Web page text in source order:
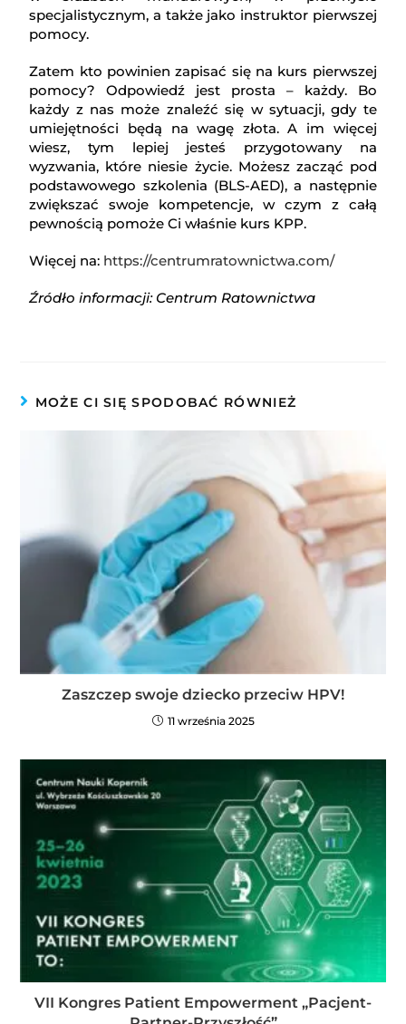
specjalistycznym, a także jako instruktor pierwszej
pomocy.
Zatem kto powinien zapisać się na kurs pierwszej
pomocy? Odpowiedź jest prosta – każdy. Bo
każdy z nas może znaleźć się w sytuacji, gdy te
umiejętności będą na wagę złota. A im więcej
wiesz, tym lepiej jesteś przygotowany na
wyzwania, które niesie życie. Możesz zacząć pod
podstawowego szkolenia (BLS-AED), a następnie
zwiększać swoje kompetencje, w czym z całą
pewnością pomoże Ci właśnie kurs KPP.
Więcej na: https://centrumratownictwa.com/
Źródło informacji: Centrum Ratownictwa
MOŻE CI SIĘ SPODOBAĆ RÓWNIEŻ
Zaszczep swoje dziecko przeciw HPV!
11 września 2025
VII Kongres Patient Empowerment „Pacjent-